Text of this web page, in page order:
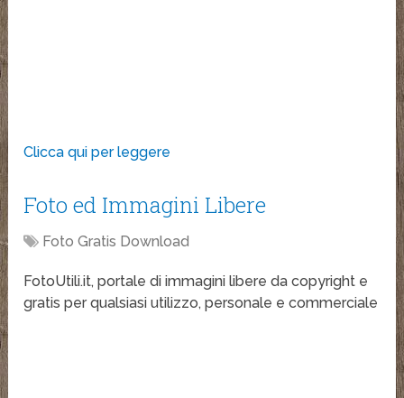
Clicca qui per leggere
Foto ed Immagini Libere
Foto Gratis Download
FotoUtili.it, portale di immagini libere da copyright e
gratis per qualsiasi utilizzo, personale e commerciale